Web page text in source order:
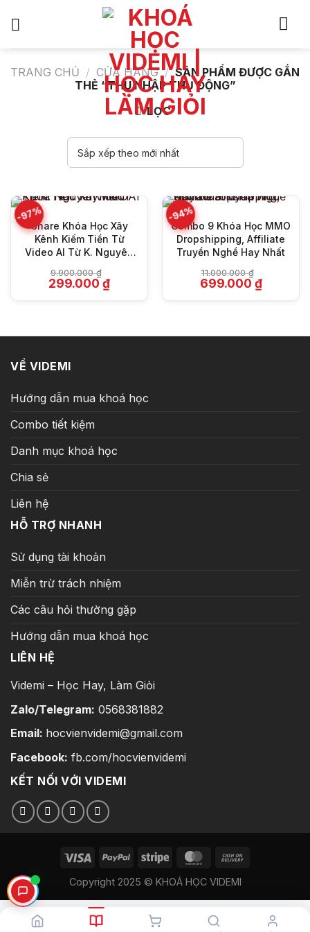
TRANG CHỦ / CỬA HÀNG / SẢN PHẨM ĐƯỢC GẮN
THẺ “THU NHẬP THỤ ĐỘNG”
LỌC
-97%
Share Khóa Học Xây
Kênh Kiếm Tiền Từ
Video AI Từ K. Nguyên
9.900.000₫
Giá
gốc
299.000 ₫Giá
-94%
Combo 9 Khóa Học MMO
Dropshipping, Affiliate
Truyền Nghề Hay Nhất
11.000.000₫
Giá
gốc
699.000 ₫Giá
hiện
VỀ VIDEMI
Hướng dẫn mua khoá học
Combo tiết kiệm
Danh mục khoá học
Chia sẻ
Liên hệ
HỖ TRỢ NHANH
Sử dụng tài khoản
Miễn trừ trách nhiệm
Các câu hỏi thường gặp
Hướng dẫn mua khoá học
LIÊN HỆ
Videmi – Học Hay, Làm Giỏi
Zalo/Telegram: 0568381882
Email: hocvienvidemi@gmail.com
Facebook: fb.com/hocvienvidemi
KẾT NỐI VỚI VIDEMI
Copyright 2025 © KHOÁ HỌC VIDEMI